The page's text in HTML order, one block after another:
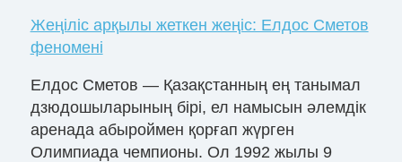
Жеңіліс арқылы жеткен жеңіс: Елдос Сметов
феномені
Елдос Сметов — Қазақстанның ең танымал
дзюдошыларының бірі, ел намысын әлемдік
аренада абыроймен қорғап жүрген
Олимпиада чемпионы. Ол 1992 жылы 9